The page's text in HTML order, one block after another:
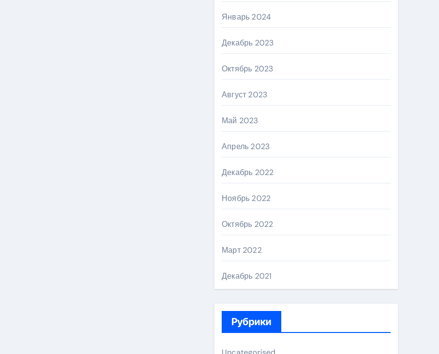
Январь 2024
Декабрь 2023
Октябрь 2023
Август 2023
Май 2023
Апрель 2023
Декабрь 2022
Ноябрь 2022
Октябрь 2022
Март 2022
Декабрь 2021
Рубрики